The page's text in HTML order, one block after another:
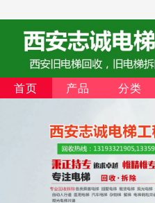
首页 产品 分类